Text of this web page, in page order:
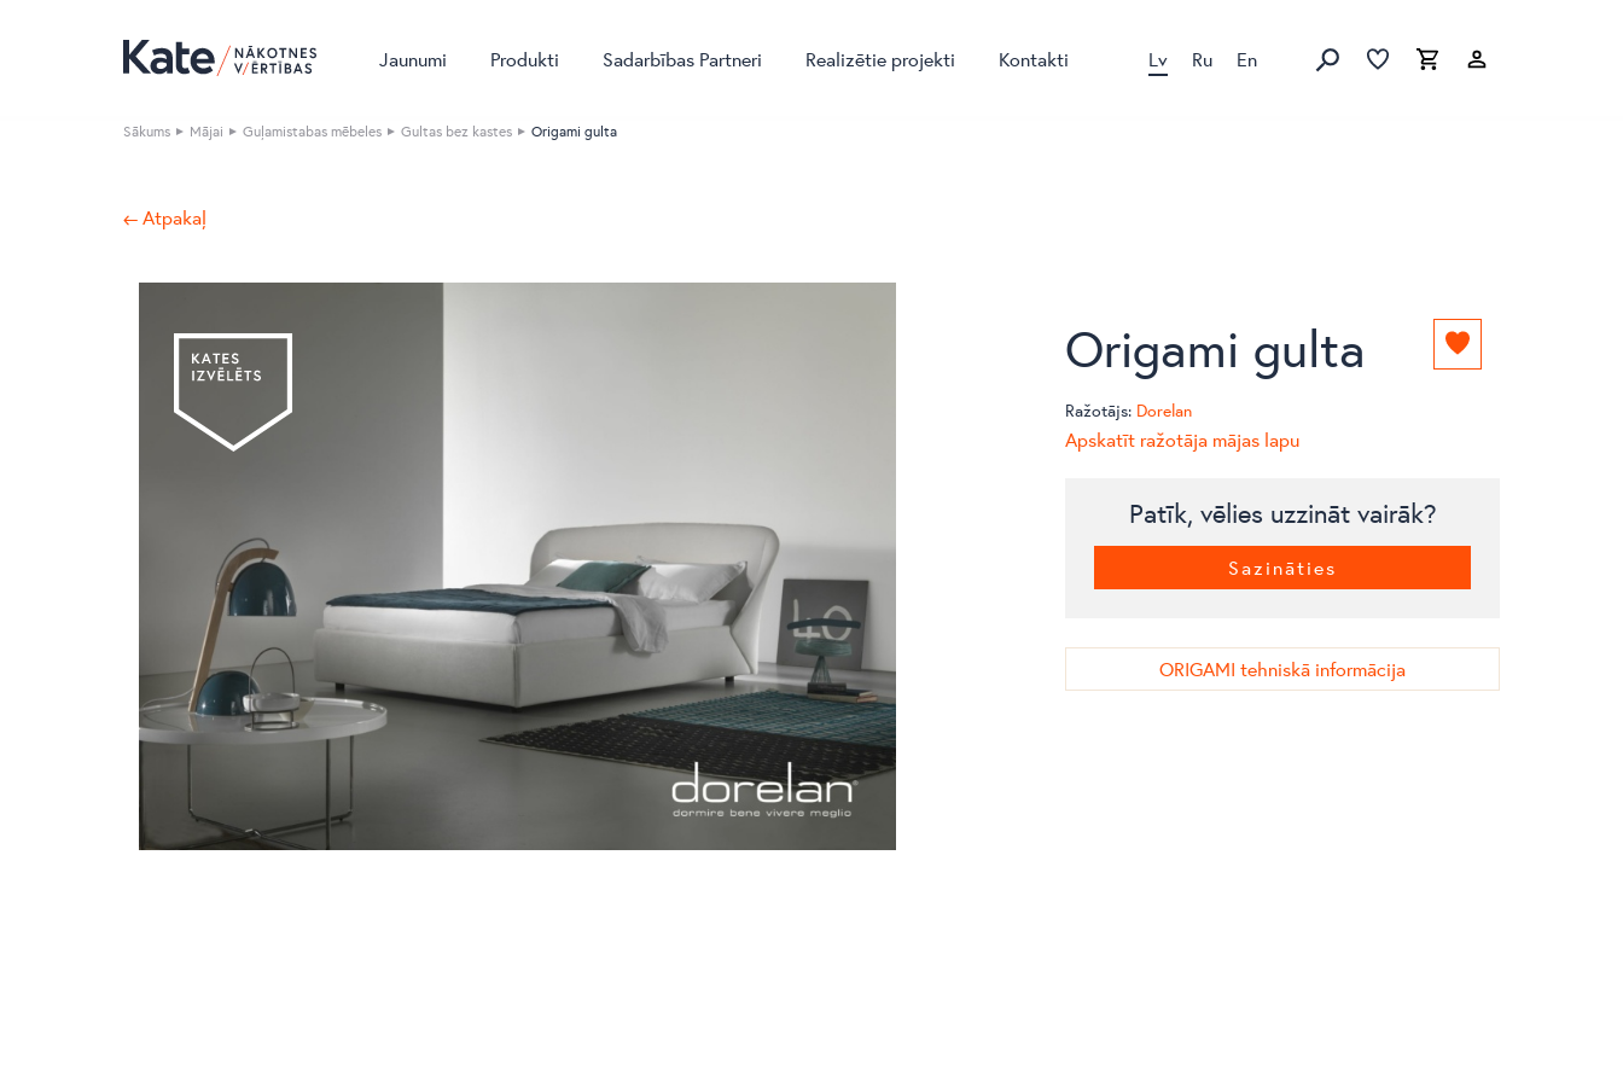
Jaunumi Produkti Sadarbības Partneri Realizētie projekti Kontakti Lv Ru En Meklēt produktus
Izlase Grozs
Sākums Mājai Guļamistabas mēbeles Gultas bez kastes Origami gulta
← Atpakaļ
Origami gulta Pievienot
Ražotājs: Dorelan
Apskatīt ražotāja mājas lapu
Patīk, vēlies uzzināt vairāk?
Sazināties
ORIGAMI tehniskā informācija